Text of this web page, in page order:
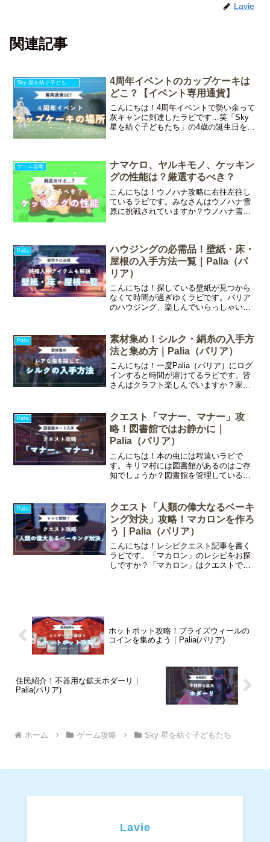
Lavie
関連記事
4周年イベントのカップケーキは
どこ？【イベント専用通貨】
こんにちは！4周年イベントで勢い余って
灰キャンに到達したラビです…笑「Sky
星を紡ぐ子どもたち」の4歳の誕生日を祝
通貨が貰えるカ
ゲーム攻略
ナマケロ、ヤルキモノ、ケッキン
グの性能は？厳選するべき？
こんにちは！ウノハナ攻略に右往左往し
ているラビです。みなさんはウノハナ雪
原に挑戦されていますか？ウノハナ雪原
が、全員トドゼルガにさ
Palia
ハウジングの必需品！壁紙・床・
屋根の入手方法一覧｜Palia（パ
リア）
こんにちは！探している壁紙が見つから
なくて時間が過ぎゆくラビです。パリア
のハウジング、楽しんでいらっしゃいま
象をガラッと変えたいときに役立つのが
「壁紙」と「床」です。2
Palia
素材集め！シルク・絹糸の入手方
法と集め方｜Palia（パリア）
こんにちは！一度Palia（パリア）にログ
インすると時間が溶けてるラビです。皆
さんはクラフト楽しんでいますか？家具
で加工することで作れるのですが、序盤
は絹糸がなかなか集
Palia
クエスト「マナー、マナー」攻
略！図書館ではお静かに｜
Palia（パリア）
こんにちは！本の虫には程遠いラビで
す。キリマ村には図書館があるのはご存
知でしょうか？図書館を管理しているの
良くなるまではちょっと怖い印象かもし
れません…笑今回はカレーリ
Palia
クエスト「人類の偉大なるベーキ
ング対決」攻略！マカロンを作ろ
う｜Palia（パリア）
こんにちは！レシピクエスト記事を書く
ラビです。「マカロン」のレシピをお探
しですか？「マカロン」はクエストで入
ホットポット攻略！プライズウィールの
コインを集めよう｜Palia(パリア)
住民紹介！不器用な鉱夫ホダーリ｜
Palia(パリア)
ホーム ゲーム攻略 Sky 星を紡ぐ子どもたち
Lavie